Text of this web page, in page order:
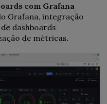
com Grafana
Grafana, integração
dashboards
de métricas.